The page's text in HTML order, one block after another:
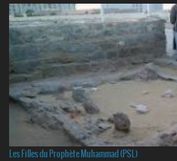
Les Filles du Prophète Muhammad (PSL)